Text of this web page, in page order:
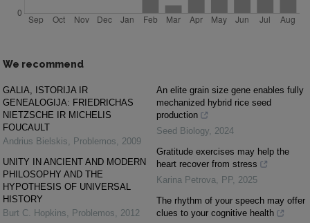
We recommend
GALIA, ISTORIJA IR
GENEALOGIJA: FRIEDRICHAS
NIETZSCHE IR MICHELIS
FOUCAULT
Andrius Bielskis
Problemos
2009
UNITY IN ANCIENT AND MODERN
PHILOSOPHY AND THE
HYPOTHESIS OF UNIVERSAL
HISTORY
Burt C. Hopkins
Problemos
2012
An elite grain size gene enables fully
mechanized hybrid rice seed
production
Seed Biology 2024
Gratitude exercises may help the
heart recover from stress
Karina Petrova
PP, 2025
The rhythm of your speech may offer
clues to your cognitive health